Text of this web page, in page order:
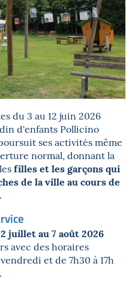
du 3 au 12 juin 2026
d'enfants Pollicino
ses activités même
normal, donnant la
filles et les garçons qui
de la ville au cours de
.
juillet au 7 août 2026
avec des horaires
et de 7h30 à 17h